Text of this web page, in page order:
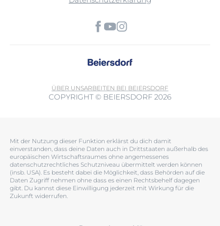
ÜBER UNSARBEITEN BEI BEIERSDORF
COPYRIGHT © BEIERSDORF 2026
Mit der Nutzung dieser Funktion erklärst du dich damit
einverstanden, dass deine Daten auch in Drittstaaten außerhalb des
europäischen Wirtschaftsraumes ohne angemessenes
datenschutzrechtliches Schutzniveau übermittelt werden können
(insb. USA). Es besteht dabei die Möglichkeit, dass Behörden auf die
Daten Zugriff nehmen ohne dass es einen Rechtsbehelf dagegen
gibt. Du kannst diese Einwilligung jederzeit mit Wirkung für die
Zukunft widerrufen.